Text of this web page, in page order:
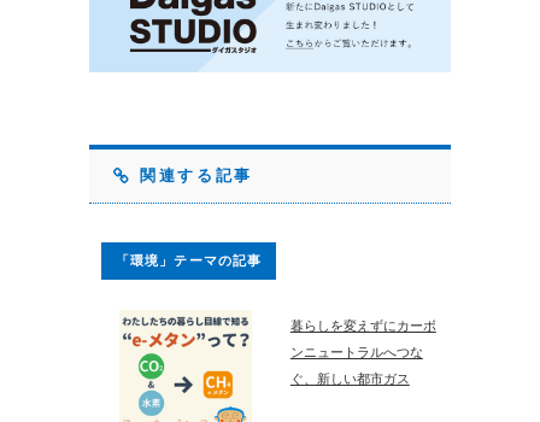
関連する記事
「環境」テーマの記事
暮らしを変えずにカーボ
ンニュートラルへつな
ぐ、新しい都市ガス